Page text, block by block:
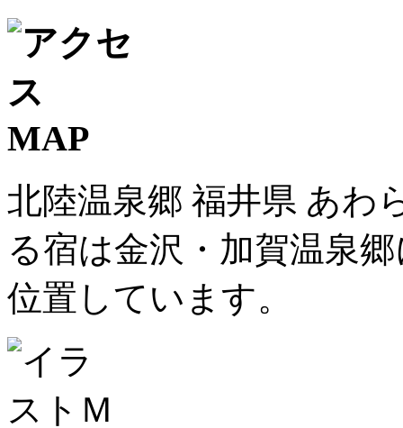
北陸温泉郷 福井県 あわ
る宿は金沢・加賀温泉
位置しています。